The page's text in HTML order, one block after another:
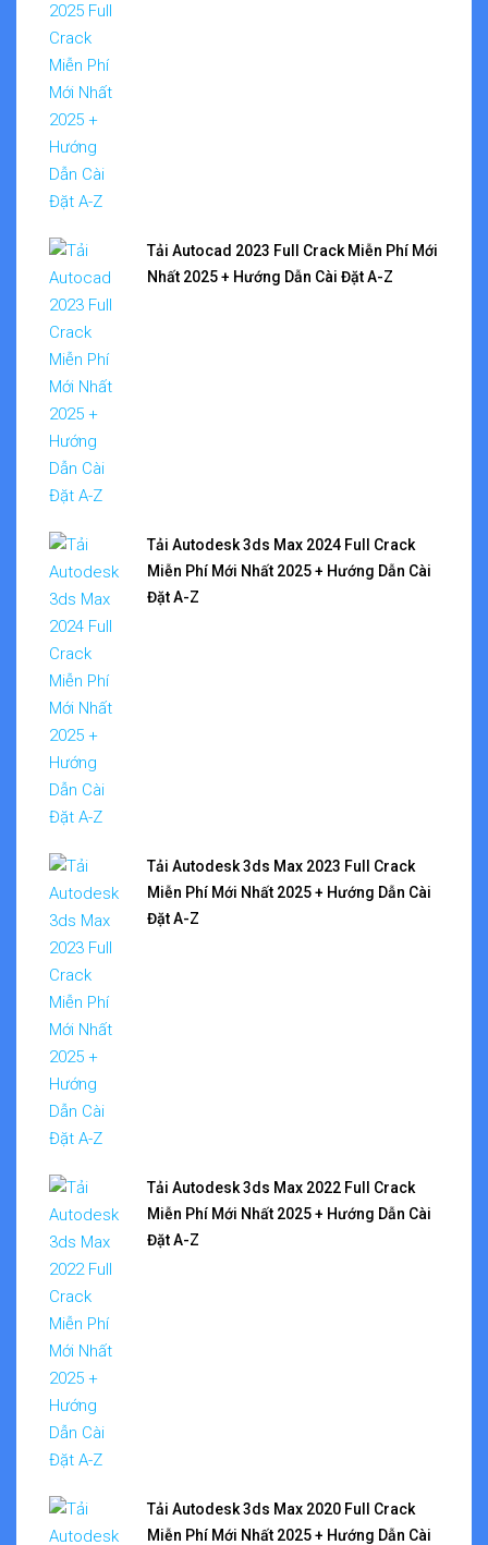
Tải Autocad 2023 Full Crack Miễn Phí Mới
Nhất 2025 + Hướng Dẫn Cài Đặt A-Z
Tải Autodesk 3ds Max 2024 Full Crack
Miễn Phí Mới Nhất 2025 + Hướng Dẫn Cài
Đặt A-Z
Tải Autodesk 3ds Max 2023 Full Crack
Miễn Phí Mới Nhất 2025 + Hướng Dẫn Cài
Đặt A-Z
Tải Autodesk 3ds Max 2022 Full Crack
Miễn Phí Mới Nhất 2025 + Hướng Dẫn Cài
Đặt A-Z
Tải Autodesk 3ds Max 2020 Full Crack
Miễn Phí Mới Nhất 2025 + Hướng Dẫn Cài